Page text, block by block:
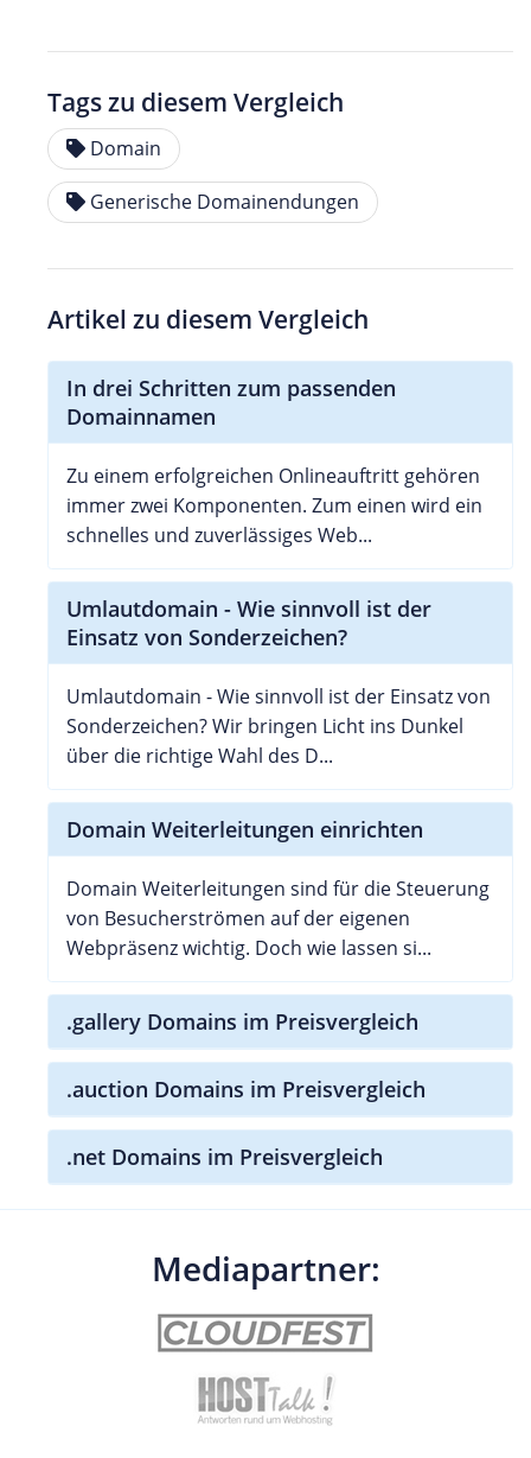
Tags zu diesem Vergleich
Domain
Generische Domainendungen
Artikel zu diesem Vergleich
In drei Schritten zum passenden
Domainnamen
Zu einem erfolgreichen Onlineauftritt gehören
immer zwei Komponenten. Zum einen wird ein
schnelles und zuverlässiges Web...
Umlautdomain - Wie sinnvoll ist der
Einsatz von Sonderzeichen?
Umlautdomain - Wie sinnvoll ist der Einsatz von
Sonderzeichen? Wir bringen Licht ins Dunkel
über die richtige Wahl des D...
Domain Weiterleitungen einrichten
Domain Weiterleitungen sind für die Steuerung
von Besucherströmen auf der eigenen
Webpräsenz wichtig. Doch wie lassen si...
.gallery Domains im Preisvergleich
.auction Domains im Preisvergleich
.net Domains im Preisvergleich
Mediapartner: